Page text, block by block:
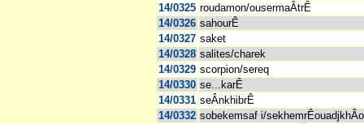
14/0325 roudamon/ousermaÂtrÊ
14/0326 sahourÊ
14/0327 saket
14/0328 salites/charek
14/0329 scorpion/sereq
14/0330 se...karÊ
14/0331 seÂnkhibrÊ
14/0332 sobekemsaf i/